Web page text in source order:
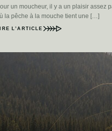
un moucheur, il y a un plaisir assez
la pêche à la mouche tient une […]
L’ARTICLE